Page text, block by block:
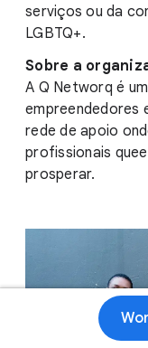
serviços ou da
LGBTQ+.
Sobre a
A Q Networq é
empreendedores
rede de apoio
profissionais
prosperar.